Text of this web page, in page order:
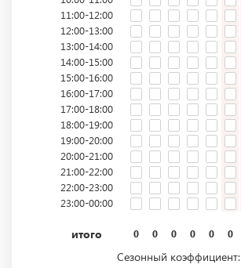
11:00-12:00
12:00-13:00
13:00-14:00
14:00-15:00
15:00-16:00
16:00-17:00
17:00-18:00
18:00-19:00
19:00-20:00
20:00-21:00
21:00-22:00
22:00-23:00
23:00-00:00
итого 0 0 0 0 0 0
Сезонный коэффициент: